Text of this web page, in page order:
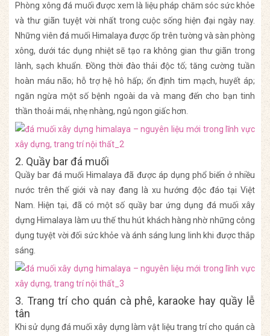
Phòng xông đá muối được xem là liệu pháp chăm sóc sức khỏe
và thư giãn tuyệt vời nhất trong cuộc sống hiện đại ngày nay.
Những viên đá muối Himalaya được ốp trên tường và sàn phòng
xông, dưới tác dụng nhiệt sẽ tạo ra không gian thư giãn trong
lành, sạch khuẩn. Đồng thời đào thải độc tố; tăng cường tuần
hoàn máu não; hỗ trợ hệ hô hấp; ổn định tim mạch, huyết áp;
ngăn ngừa một số bệnh ngoài da và mang đến cho bạn tinh
thần thoải mái, nhẹ nhàng, ngủ ngon giấc hơn.
2. Quầy bar đá muối
Quầy bar đá muối Himalaya đã được áp dụng phổ biến ở nhiều
nước trên thế giới và nay đang là xu hướng độc đáo tại Việt
Nam. Hiện tại, đã có một số quầy bar ứng dụng đá muối xây
dựng Himalaya làm ưu thế thu hút khách hàng nhờ những công
dụng tuyệt vời đối sức khỏe và ánh sáng lung linh khi được thắp
sáng.
3. Trang trí cho quán cà phê, karaoke hay quầy lễ
tân
Khi sử dụng đá muối xây dựng làm vật liệu trang trí cho quán cà